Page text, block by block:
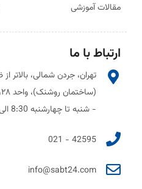
مقالات آموزشی
ارتباط با ما
(ساختمان روشنک)، واحد ۲۸، همراه با پارکینگ اختصاصی
- شنبه تا چهارشنبه 8:30 الی 17:30
42595 - 021
info@sabt24.com